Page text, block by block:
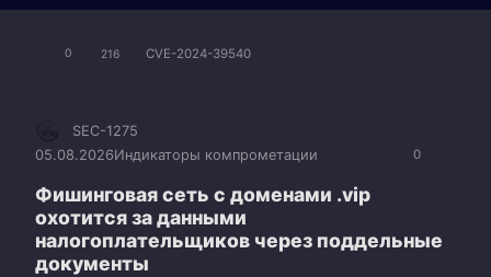
0 216 CVE-2024-39540
0
SEC-1275
05.08.2026Индикаторы компрометации
Фишинговая сеть с доменами .vip
охотится за данными
налогоплательщиков через поддельные
документы